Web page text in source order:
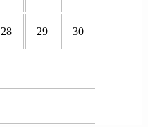
28 29 30